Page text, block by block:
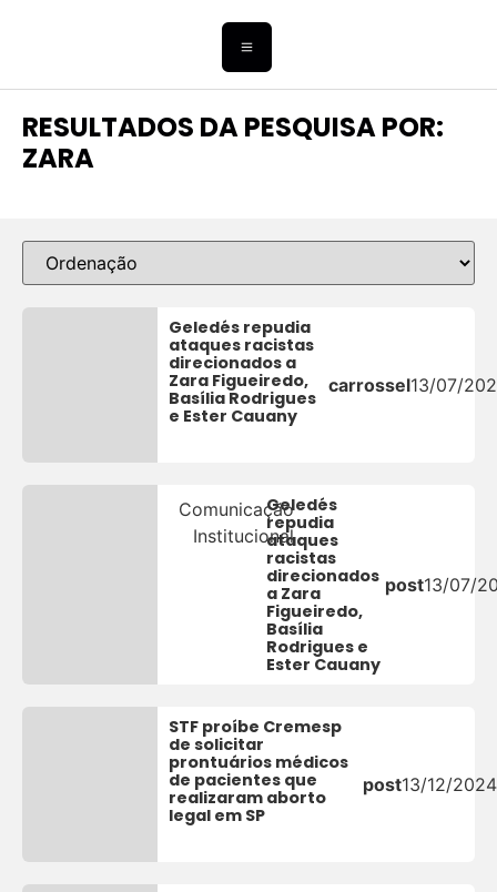
RESULTADOS DA PESQUISA POR:
ZARA
Geledés repudia
ataques racistas
direcionados a
Zara Figueiredo,
Basília Rodrigues
e Ester Cauany
carrossel13/07/
Comunicação
Institucional
Geledés
repudia
ataques
racistas
direcionados
a Zara
Figueiredo,
Basília
Rodrigues e
Ester Cauany
post13/07/
STF proíbe Cremesp
de solicitar
prontuários médicos
de pacientes que
realizaram aborto
legal em SP
post13/12/2024